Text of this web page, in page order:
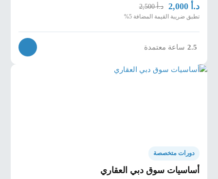
د.أ 2,000 د.أ2,500
تطبق ضريبة القيمة المضافة 5%
2.5 ساعة معتمدة
دورات متخصصة
أساسيات سوق دبي العقاري